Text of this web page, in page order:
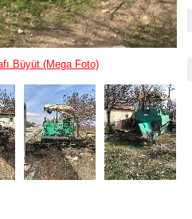
Büyüt (Mega Foto)